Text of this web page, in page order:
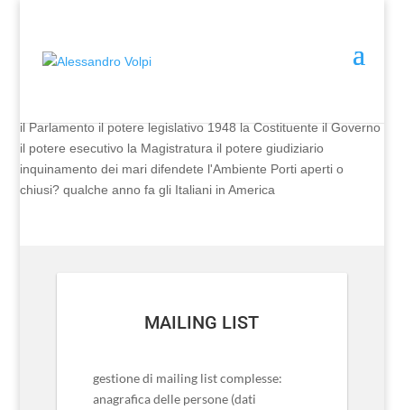
il Parlamento il potere legislativo 1948 la Costituente il Governo
il potere esecutivo la Magistratura il potere giudiziario
inquinamento dei mari difendete l'Ambiente Porti aperti o
chiusi? qualche anno fa gli Italiani in America
MAILING LIST
gestione di mailing list complesse:
anagrafica delle persone (dati